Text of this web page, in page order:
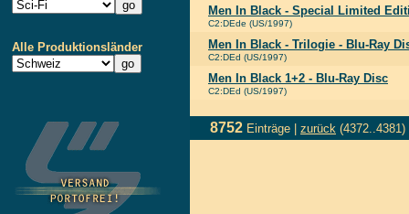
Alle Produktionsländer
Men In Black - Special Limited
C2:DEde (US/1997)
Men In Black - Trilogie - Blu-Ray
C2:DEd (US/1997)
Men In Black 1+2 - Blu-Ray Disc
C2:DEd (US/1997)
8752 Einträge | zurück (4372..4381)